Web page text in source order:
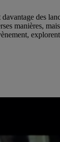
des
manières, mais
dans
et
jouit d’une
travail dans
et rejoint près